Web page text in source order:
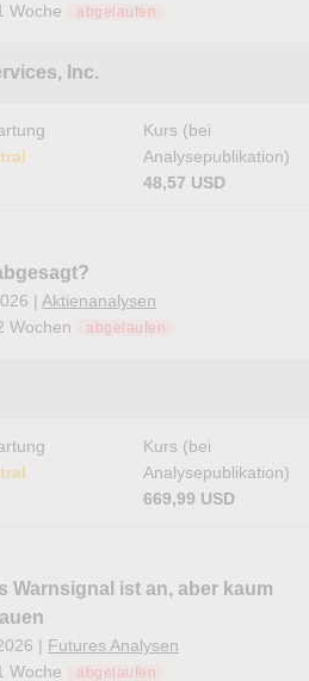
Woche abgelaufen
Inc.
Kurs (bei
Analysepublikation)
48,57 USD
| Aktienanalysen
Wochen abgelaufen
Kurs (bei
Analysepublikation)
669,99 USD
Warnsignal ist an, aber kaum
| Futures Analysen
Woche abgelaufen